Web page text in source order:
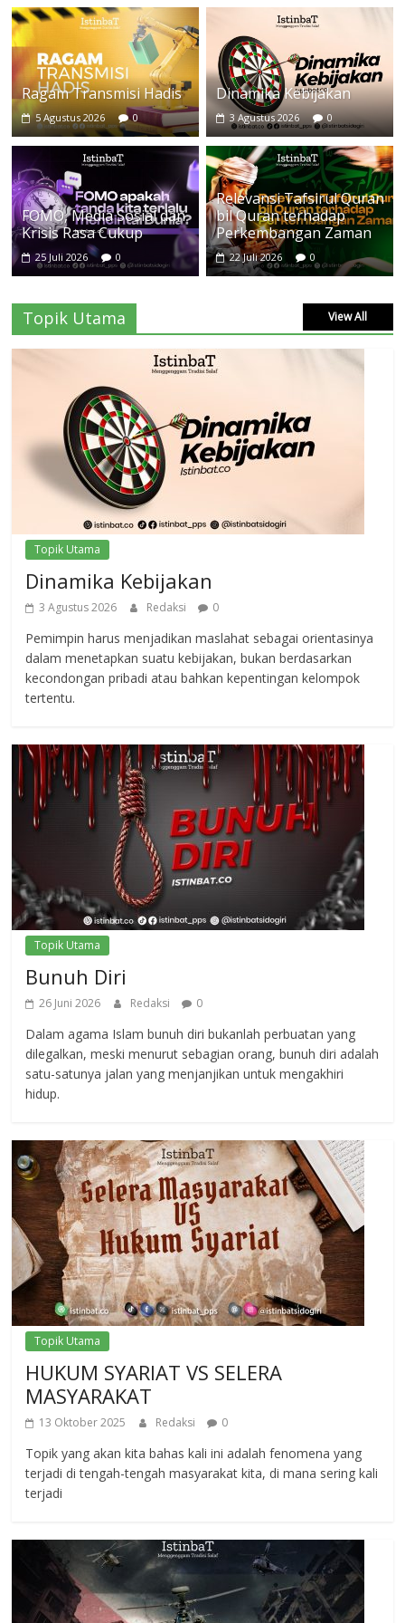
Ragam Transmisi Hadis
5 Agustus 2026 0
Dinamika Kebijakan
3 Agustus 2026 0
FOMO, Media Sosial dan
Krisis Rasa Cukup
25 Juli 2026 0
Relevansi Tafsirul Quran
bil Quran terhadap
Perkembangan Zaman
22 Juli 2026 0
Topik Utama View All
Topik Utama
Dinamika Kebijakan
3 Agustus 2026 Redaksi 0
Pemimpin harus menjadikan maslahat sebagai orientasinya
dalam menetapkan suatu kebijakan, bukan berdasarkan
kecondongan pribadi atau bahkan kepentingan kelompok
tertentu.
Topik Utama
Bunuh Diri
26 Juni 2026 Redaksi 0
Dalam agama Islam bunuh diri bukanlah perbuatan yang
dilegalkan, meski menurut sebagian orang, bunuh diri adalah
satu-satunya jalan yang menjanjikan untuk mengakhiri
hidup.
Topik Utama
HUKUM SYARIAT VS SELERA
MASYARAKAT
13 Oktober 2025 Redaksi 0
Topik yang akan kita bahas kali ini adalah fenomena yang
terjadi di tengah-tengah masyarakat kita, di mana sering kali
terjadi